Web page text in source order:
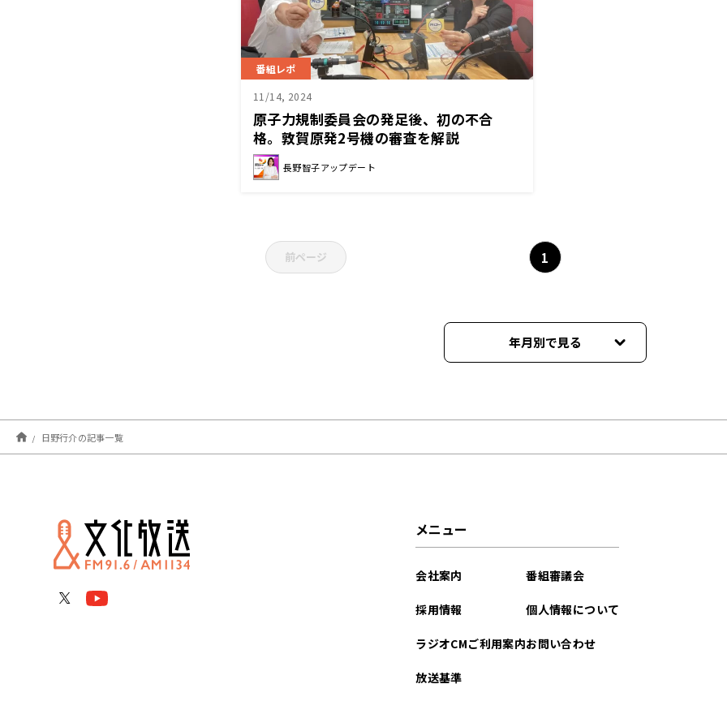
番組レポ
11/14, 2024
原子力規制委員会の発足後、初の不合
格。敦賀原発2号機の審査を解説
長野智子アップデート
前ページ 1
年月別で見る
2025年08月
2025年07月
日野行介の記事一覧
メニュー
会社案内
採用情報
ラジオCMご利用案内
放送基準
番組審議会
個人情報について
お問い合わせ